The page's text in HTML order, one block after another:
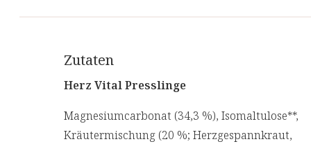
Zutaten
Herz Vital Presslinge
Magnesiumcarbonat (34,3 %), Isomaltulose**,
Kräutermischung (20 %; Herzgespannkraut,